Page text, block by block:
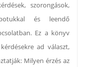
szorongások,
és leendő
Ez a könyv
ad választ,
Milyen érzés az